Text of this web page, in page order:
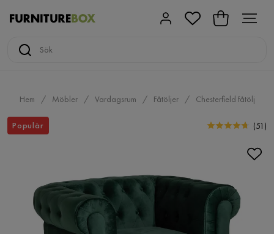
Hem Möbler Vardagsrum Fåtöljer Chesterfield fåtölj
Populär (51 )